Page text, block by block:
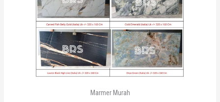
Marmer Murah